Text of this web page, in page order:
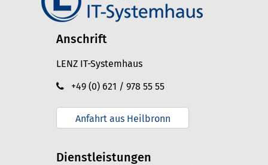
Anschrift
LENZ IT-Systemhaus
+49 (0) 621 / 978 55 55
Anfahrt aus Heilbronn
Dienstleistungen